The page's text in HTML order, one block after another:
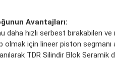
Avantajları:
daha hızlı serbest bırakabilen
olmak için lineer piston
TDR Silindir Blok